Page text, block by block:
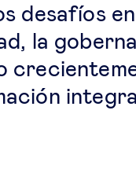
desafíos
la